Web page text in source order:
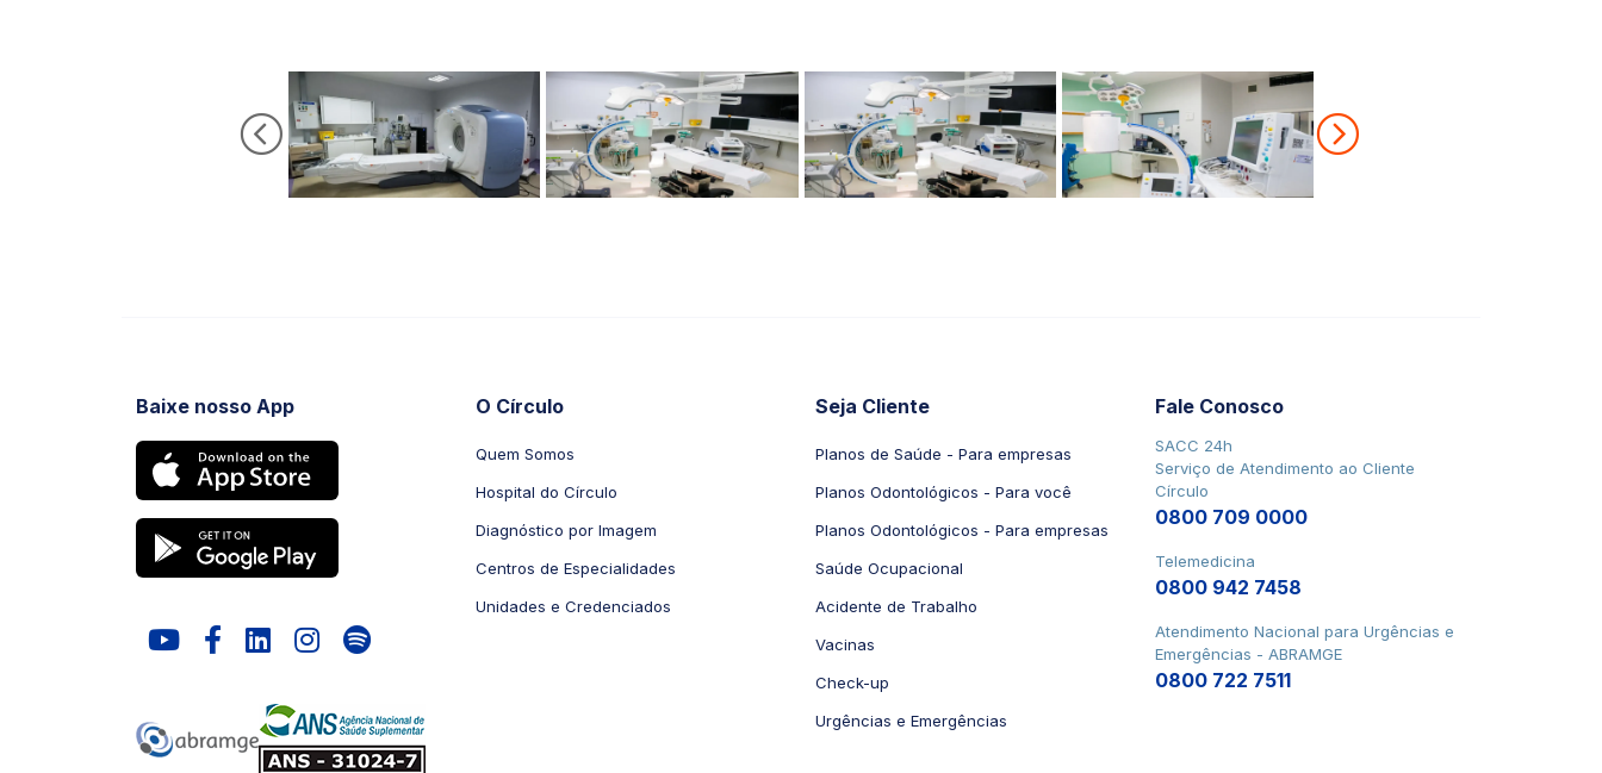
Baixe nosso App O Círculo
Quem Somos
Hospital do Círculo
Diagnóstico por Imagem
Centros de Especialidades
Unidades e Credenciados
Seja Cliente
Planos de Saúde - Para empresas
Planos Odontológicos - Para você
Planos Odontológicos - Para empresas
Saúde Ocupacional
Acidente de Trabalho
Vacinas
Check-up
Urgências e Emergências
Fale Conosco
SACC 24h
Serviço de Atendimento ao Cliente
Círculo
0800 709 0000
Telemedicina
0800 942 7458
Atendimento Nacional para Urgências e
Emergências - ABRAMGE
0800 722 7511